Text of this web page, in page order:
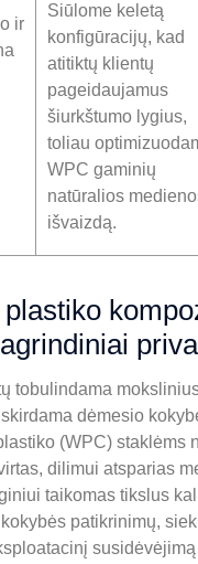
ir
Siūlome keletą
konfigūracijų, kad
atitiktų klientų
pageidaujamus
šiurkštumo lygius,
toliau
WPC gaminių
natūralios
išvaizdą.
tobulindama
dėmesio
(WPC) staklėms
dilimui atsparias
taikomas tikslus
patikrinimų,